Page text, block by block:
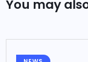
You may